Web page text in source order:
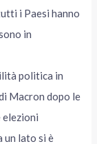
i Paesi hanno
in
politica in
Macron dopo le
elezioni
un lato si è